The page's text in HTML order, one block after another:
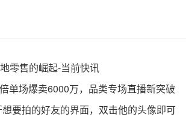
零售的崛起-当前快讯
单场爆卖6000万，品类专场直播新突破
要拍的好友的界面，双击他的头像即可